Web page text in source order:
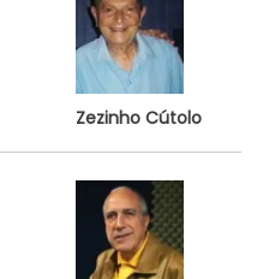
Zezinho Cútolo